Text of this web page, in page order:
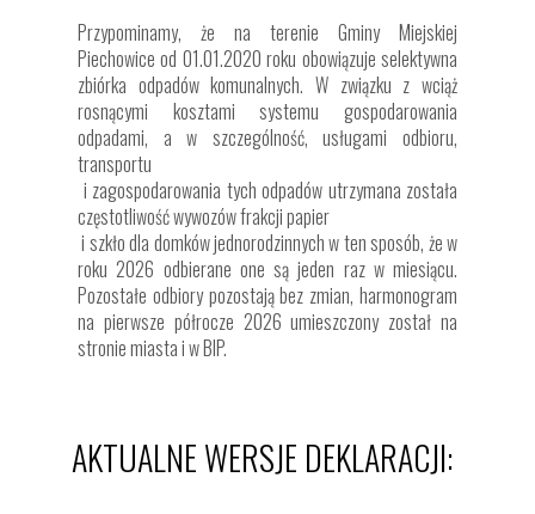
Przypominamy, że na terenie Gminy Miejskiej
Piechowice od 01.01.2020 roku obowiązuje selektywna
zbiórka odpadów komunalnych. W związku z wciąż
rosnącymi kosztami systemu gospodarowania
odpadami, a w szczególność, usługami odbioru,
transportu
i zagospodarowania tych odpadów utrzymana została
częstotliwość wywozów frakcji papier
i szkło dla domków jednorodzinnych w ten sposób, że w
roku 2026 odbierane one są jeden raz w miesiącu.
Pozostałe odbiory pozostają bez zmian, harmonogram
na pierwsze półrocze 2026 umieszczony został na
stronie miasta i w BIP.
AKTUALNE WERSJE DEKLARACJI: